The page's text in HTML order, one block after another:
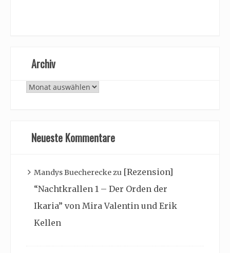
Archiv
Archiv
Neueste Kommentare
Mandys Buechereckezu [Rezension]
“Nachtkrallen 1 – Der Orden der
Ikaria” von Mira Valentin und Erik
Kellen